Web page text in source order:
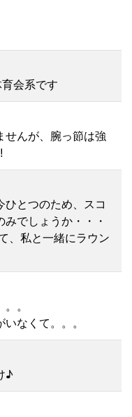
会系です
せんが、腕っ節は強
とつのため、スコ
でしょうか・・・
、私と一緒にラウン
。
なくて。。。
♪